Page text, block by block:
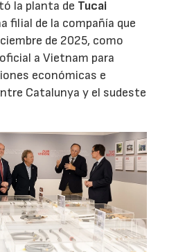
la planta de Tucai
filial de la compañía que
de 2025, como
a Vietnam para
económicas e
Catalunya y el sudeste